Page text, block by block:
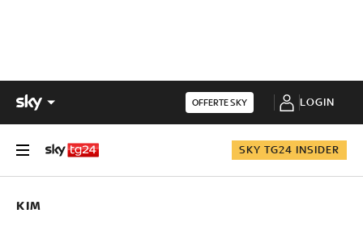
OFFERTE SKY LOGIN
SKY TG24 INSIDER
KIM